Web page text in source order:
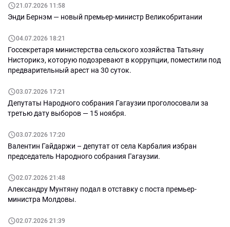
21.07.2026 11:58
Энди Бернэм — новый премьер-министр Великобритании
04.07.2026 18:21
Госсекретаря министерства сельского хозяйства Татьяну
Нисторикэ, которую подозревают в коррупции, поместили под
предварительный арест на 30 суток.
03.07.2026 17:21
Депутаты Народного собрания Гагаузии проголосовали за
третью дату выборов — 15 ноября.
03.07.2026 17:20
Валентин Гайдаржи – депутат от села Карбалия избран
председатель Народного собрания Гагаузии.
02.07.2026 21:48
Александру Мунтяну подал в отставку с поста премьер-
министра Молдовы.
02.07.2026 21:39